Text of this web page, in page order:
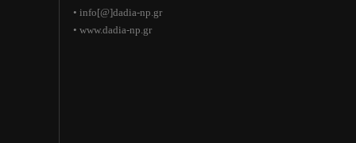
• info[@]dadia-np.gr
• www.dadia-np.gr